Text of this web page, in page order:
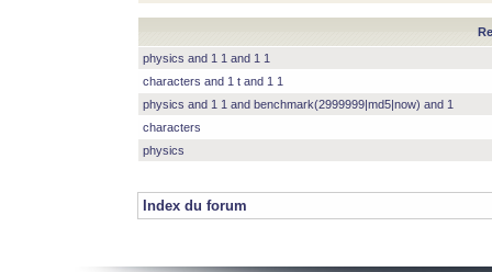
physics and 1 1 and 1 1
characters and 1 t and 1 1
physics and 1 1 and benchmark(2999999|md5|now) and 1
characters
physics
Index du forum